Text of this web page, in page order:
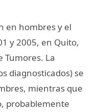
en hombres y el
y 2005, en Quito,
Tumores. La
diagnosticados) se
mientras que
probablemente